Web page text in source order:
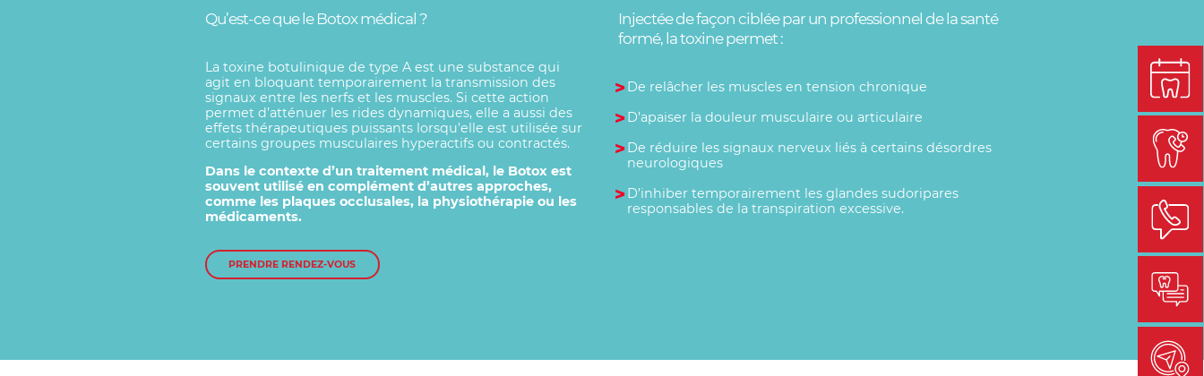
Qu’est-ce que le Botox médical ?
La toxine botulinique de type A est une substance qui
agit en bloquant temporairement la transmission des
signaux entre les nerfs et les muscles. Si cette action
permet d’atténuer les rides dynamiques, elle a aussi des
effets thérapeutiques puissants lorsqu’elle est utilisée sur
certains groupes musculaires hyperactifs ou contractés.
Dans le contexte d’un traitement médical, le Botox est
souvent utilisé en complément d’autres approches,
comme les plaques occlusales, la physiothérapie ou les
médicaments.
PRENDRE RENDEZ-VOUS
Injectée de façon ciblée par un professionnel de la santé
formé, la toxine permet :
De relâcher les muscles en tension chronique
D’apaiser la douleur musculaire ou articulaire
De réduire les signaux nerveux liés à certains désordres
neurologiques
D’inhiber temporairement les glandes sudoripares
responsables de la transpiration excessive.